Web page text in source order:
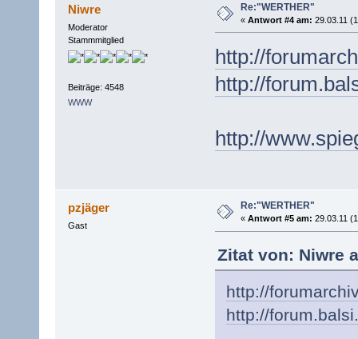
Niwre
Moderator
Stammmitglied
Beiträge: 4548
WWW
Re:"WERTHER"
« Antwort #4 am: 29.03.11
http://
http://
http://
pzjäger
Gast
Re:"WERTHER"
« Antwort #5 am: 29.03.11
Zitat von: Niwre
http://
http://